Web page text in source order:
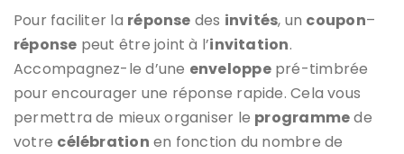
Pour faciliter la réponse des invités, un coupon–
réponse peut être joint à l’invitation.
Accompagnez-le d’une enveloppepré-timbrée
pour encourager une réponse rapide. Cela vous
permettra de mieux organiser le programmede
votre célébration en fonction du nombre de